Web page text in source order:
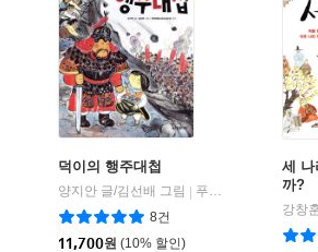
덕이의 행주대첩
양지안 글/김선배 그림
푸른숲주니어
8건
11,700원 (10% 할인)
세 나
까?
강창